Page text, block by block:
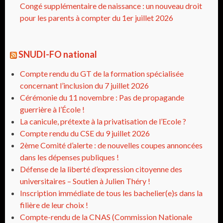
Congé supplémentaire de naissance : un nouveau droit
pour les parents à compter du 1er juillet 2026
SNUDI-FO national
Compte rendu du GT de la formation spécialisée
concernant l’inclusion du 7 juillet 2026
Cérémonie du 11 novembre : Pas de propagande
guerrière à l’École !
La canicule, prétexte à la privatisation de l’Ecole ?
Compte rendu du CSE du 9 juillet 2026
2ème Comité d’alerte : de nouvelles coupes annoncées
dans les dépenses publiques !
Défense de la liberté d’expression citoyenne des
universitaires – Soutien à Julien Théry !
Inscription immédiate de tous les bachelier(e)s dans la
filière de leur choix !
Compte-rendu de la CNAS (Commission Nationale